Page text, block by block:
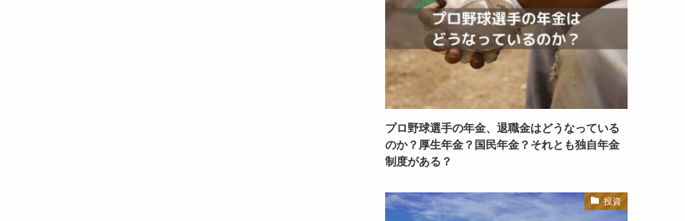
プロ野球選手の年金、退職金はどうなっている
のか？厚生年金？国民年金？それとも独自年金
制度がある？
投資